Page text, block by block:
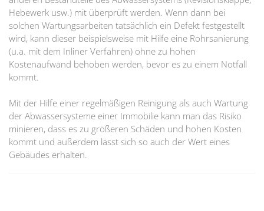
Hebewerk usw.) mit überprüft werden. Wenn dann bei
solchen Wartungsarbeiten tatsächlich ein Defekt festgestellt
wird, kann dieser beispielsweise mit Hilfe eine Rohrsanierung
(u.a. mit dem Inliner Verfahren) ohne zu hohen
Kostenaufwand behoben werden, bevor es zu einem Notfall
kommt.
Mit der Hilfe einer regelmäßigen Reinigung als auch Wartung
der Abwassersysteme einer Immobilie kann man das Risiko
minieren, dass es zu größeren Schäden und hohen Kosten
kommt und außerdem lässt sich so auch der Wert eines
Gebäudes erhalten.